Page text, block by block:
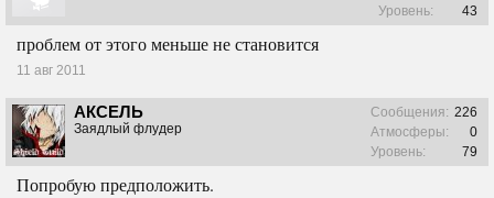
Уровень:
43
проблем от этого меньше не становится
11 авг 2011
АКСЕЛЬ
Заядлый флудер
Сообщения: 226
Атмосферы:
0
Уровень:
79
Попробую предположить.